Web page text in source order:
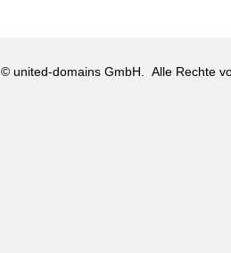
© united-domains GmbH. Alle Rechte